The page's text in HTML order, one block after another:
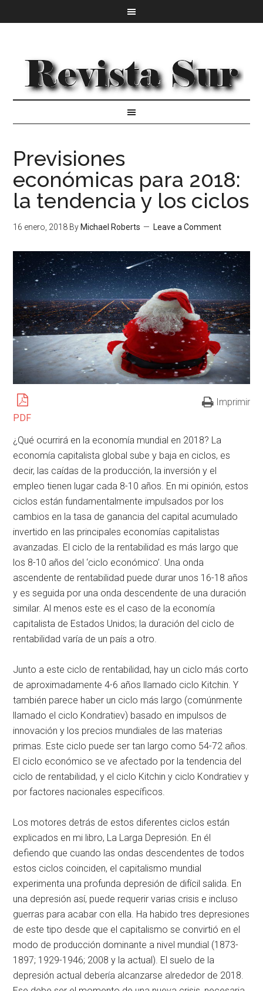
Previsiones
económicas para 2018:
la tendencia y los ciclos
16 enero, 2018 By Michael Roberts Leave a Comment
PDF
Imprimir
¿Qué ocurrirá en la economía mundial en 2018? La
economía capitalista global sube y baja en ciclos, es
decir, las caídas de la producción, la inversión y el
empleo tienen lugar cada 8-10 años. En mi opinión, estos
ciclos están fundamentalmente impulsados por los
cambios en la tasa de ganancia del capital acumulado
invertido en las principales economías capitalistas
avanzadas. El ciclo de la rentabilidad es más largo que
los 8-10 años del ‘ciclo económico’. Una onda
ascendente de rentabilidad puede durar unos 16-18 años
y es seguida por una onda descendente de una duración
similar. Al menos este es el caso de la economía
capitalista de Estados Unidos; la duración del ciclo de
rentabilidad varía de un país a otro.
Junto a este ciclo de rentabilidad, hay un ciclo más corto
de aproximadamente 4-6 años llamado ciclo Kitchin. Y
también parece haber un ciclo más largo (comúnmente
llamado el ciclo Kondratiev) basado en impulsos de
innovación y los precios mundiales de las materias
primas. Este ciclo puede ser tan largo como 54-72 años.
El ciclo económico se ve afectado por la tendencia del
ciclo de rentabilidad, y el ciclo Kitchin y ciclo Kondratiev y
por factores nacionales específicos.
Los motores detrás de estos diferentes ciclos están
explicados en mi libro, La Larga Depresión. En él
defiendo que cuando las ondas descendentes de todos
estos ciclos coinciden, el capitalismo mundial
experimenta una profunda depresión de difícil salida. En
una depresión así, puede requerir varias crisis e incluso
guerras para acabar con ella. Ha habido tres depresiones
de este tipo desde que el capitalismo se convirtió en el
modo de producción dominante a nivel mundial (1873-
1897; 1929-1946; 2008 y la actual). El suelo de la
depresión actual debería alcanzarse alrededor de 2018.